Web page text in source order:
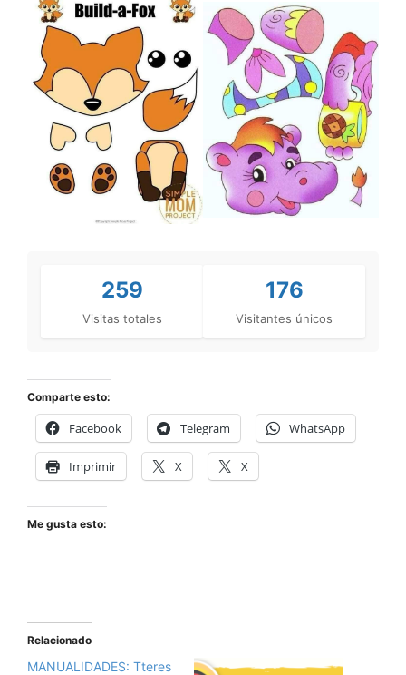
259
Visitas totales
176
Visitantes únicos
Comparte esto:
Facebook Telegram WhatsApp
Imprimir X X
Me gusta esto:
Relacionado
MANUALIDADES: Tteres